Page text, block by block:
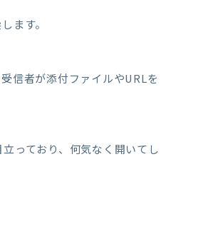
ます。
信者が添付ファイルやURLを
っており、何気なく開いてし